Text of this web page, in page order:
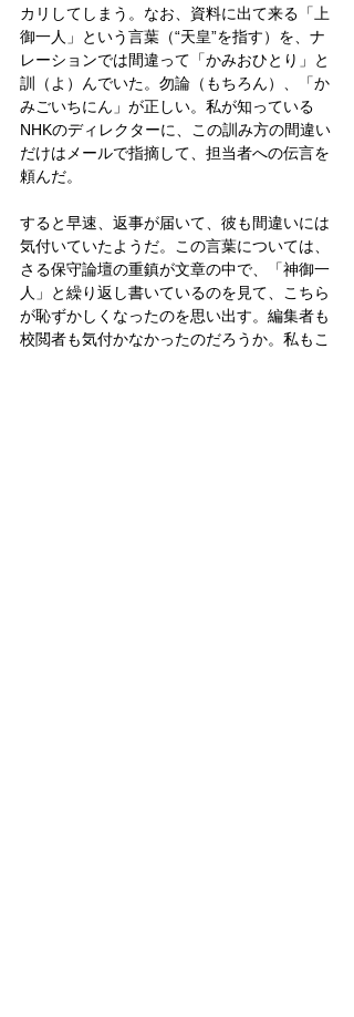
カリしてしまう。なお、資料に出て来る「上
御一人」という言葉（“天皇”を指す）を、ナ
レーションでは間違って「かみおひとり」と
訓（よ）んでいた。勿論（もちろん）、「か
みごいちにん」が正しい。私が知っている
NHKのディレクターに、この訓み方の間違い
だけはメールで指摘して、担当者への伝言を
頼んだ。
すると早速、返事が届いて、彼も間違いには
気付いていたようだ。この言葉については、
さる保守論壇の重鎮が文章の中で、「神御一
人」と繰り返し書いているのを見て、こちら
が恥ずかしくなったのを思い出す。編集者も
校閲者も気付かなかったのだろうか。私もこ